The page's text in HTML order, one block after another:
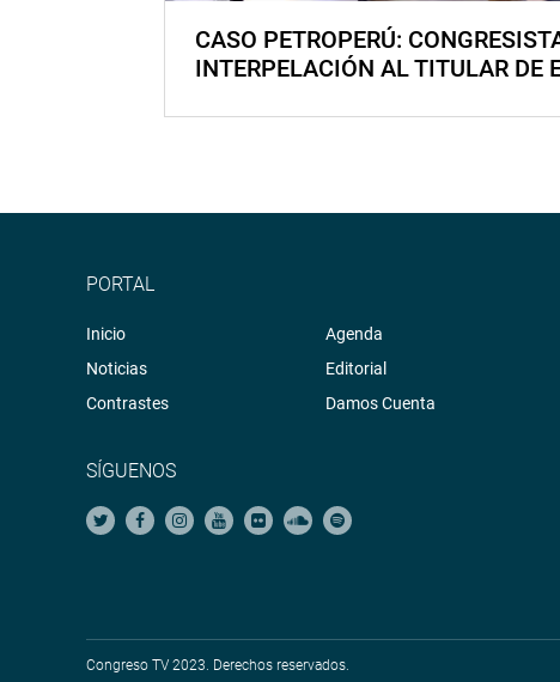
CASO PETROPERÚ:
INTERPELACIÓN AL TITULAR DE
PORTAL
Inicio
Noticias
Contrastes
Agenda
Editorial
Damos Cuenta
SÍGUENOS
Congreso TV 2023. Derechos reservados.